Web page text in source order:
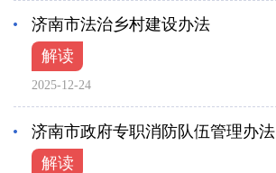
济南市法治乡村建设办法
解读
2025-12-24
济南市政府专职消防队伍管理办法
解读